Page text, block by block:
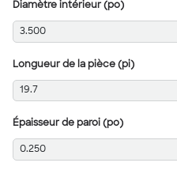
Diamètre intérieur (po)
3.500
Longueur de la pièce (pi)
19.7
Épaisseur de paroi (po)
0.250